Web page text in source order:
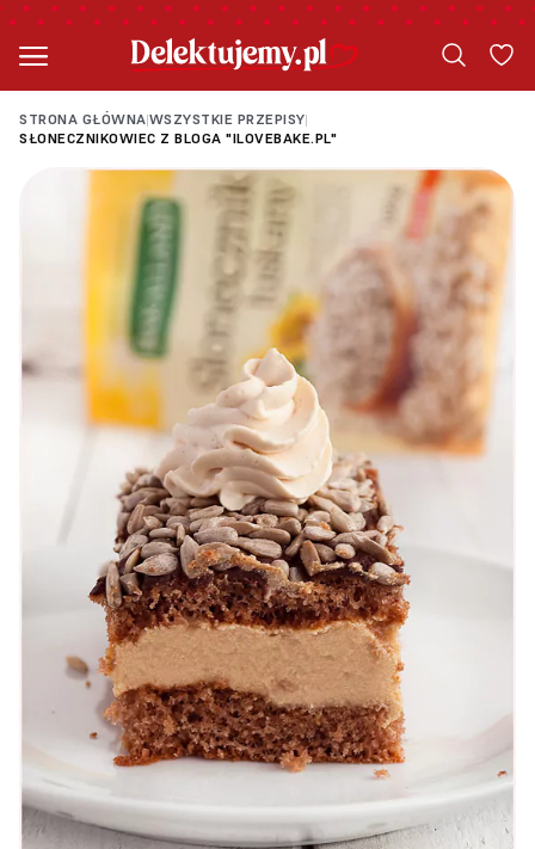
STRONA GŁÓWNA|WSZYSTKIE PRZEPISY|
SŁONECZNIKOWIEC Z BLOGA "ILOVEBAKE.PL"